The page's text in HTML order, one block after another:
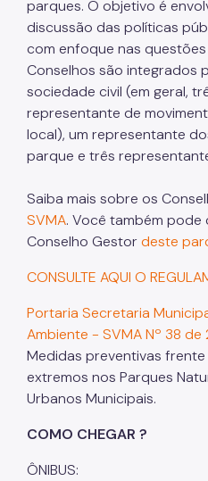
parques. O objetivo é
discussão das políticas
com enfoque nas
Conselhos são integrados
sociedade civil (em geral,
representante de
local), um representante
parque e três
Saiba mais sobre os
SVMA. Você também pode
Conselho Gestor deste
CONSULTE AQUI O
Portaria Secretaria
Ambiente - SVMA Nº 38 de
Medidas preventivas
extremos nos Parques
Urbanos Municipais.
COMO CHEGAR ?
ÔNIBUS: